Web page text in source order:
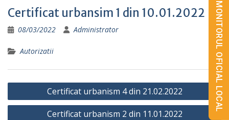
Certificat urbansim 1 din 10.01.2022
08/03/2022 Administrator
Autorizatii
Navigare
în
Certificat urbanism 4 din 21.02.2022
Certificat urbanism 2 din 11.01.2022
MONITORUL OFICIAL LOCAL